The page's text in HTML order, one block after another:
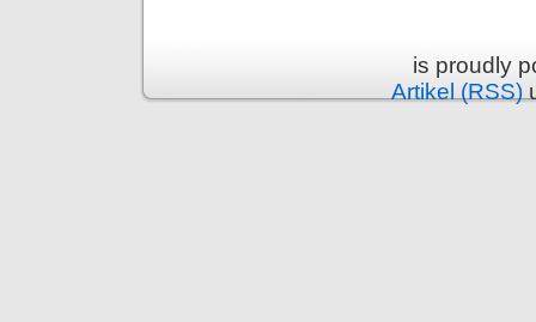
is proudly
Artikel (RSS)